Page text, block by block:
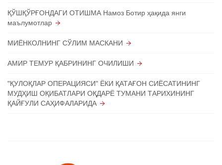
ҚЎШҚЎРҒОНДАГИ ОТИШМА Намоз Ботир ҳақида янги
маълумотлар
МИЁНКОЛНИНГ СЎЛИМ МАСКАНИ
АМИР ТЕМУР ҚАБРИНИНГ ОЧИЛИШИ
"ҚУЛОҚЛАР ОПЕРАЦИЯСИ" ЁКИ ҚАТАҒОН СИЁСАТИНИНГ
МУДҲИШ ОҚИБАТЛАРИ ОҚДАРЁ ТУМАНИ ТАРИХИНИНГ
ҚАЙҒУЛИ САҲИФАЛАРИДА